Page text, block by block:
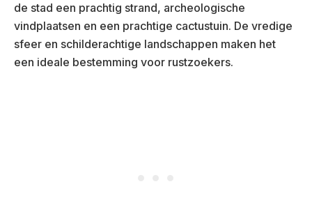
de stad een prachtig strand, archeologische
vindplaatsen en een prachtige cactustuin. De vredige
sfeer en schilderachtige landschappen maken het
een ideale bestemming voor rustzoekers.